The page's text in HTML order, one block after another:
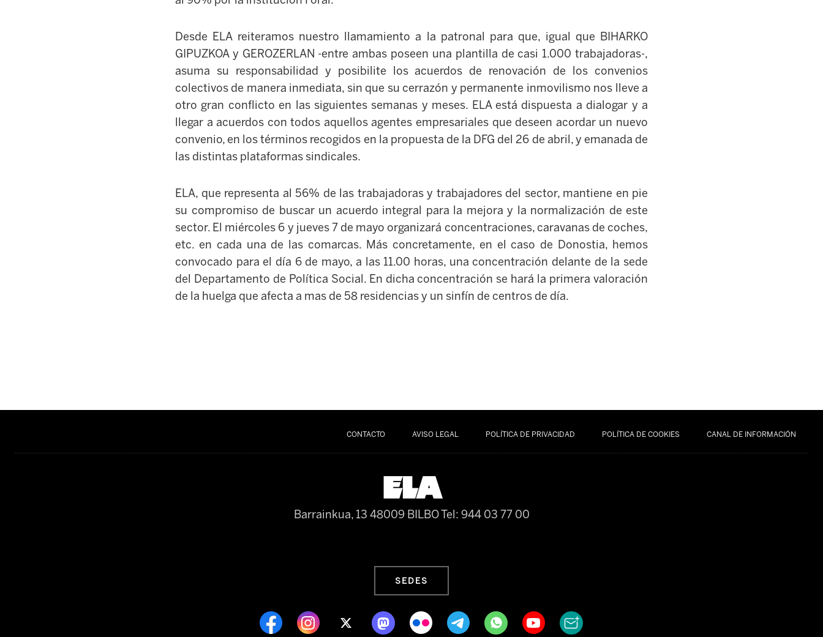
Desde ELA reiteramos nuestro llamamiento a la patronal para que, igual que BIHARKO
GIPUZKOA y GEROZERLAN -entre ambas poseen una plantilla de casi 1.000 trabajadoras-,
asuma su responsabilidad y posibilite los acuerdos de renovación de los convenios
colectivos de manera inmediata, sin que su cerrazón y permanente inmovilismo nos lleve a
otro gran conflicto en las siguientes semanas y meses. ELA está dispuesta a dialogar y a
llegar a acuerdos con todos aquellos agentes empresariales que deseen acordar un nuevo
convenio, en los términos recogidos en la propuesta de la DFG del 26 de abril, y emanada de
las distintas plataformas sindicales.
ELA, que representa al 56% de las trabajadoras y trabajadores del sector, mantiene en pie
su compromiso de buscar un acuerdo integral para la mejora y la normalización de este
sector. El miércoles 6 y jueves 7 de mayo organizará concentraciones, caravanas de coches,
etc. en cada una de las comarcas. Más concretamente, en el caso de Donostia, hemos
convocado para el día 6 de mayo, a las 11.00 horas, una concentración delante de la sede
del Departamento de Política Social. En dicha concentración se hará la primera valoración
de la huelga que afecta a mas de 58 residencias y un sinfín de centros de día.
CONTACTO AVISO LEGAL POLÍTICA DE PRIVACIDAD POLÍTICA DE COOKIES CANAL DE INFORMACIÓN
Barrainkua, 13 48009 BILBOTel: 944 03 77 00
SEDES